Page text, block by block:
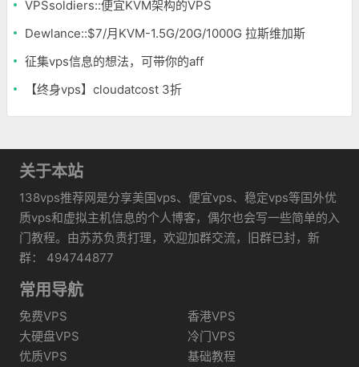
VPSsoldiers::便宜KVM架构的VPS
Dewlance::$7/月KVM-1.5G/20G/1000G 拉斯维加斯
征集vps信息的想法，可带你的aff
【终身vps】cloudatcost 3折
关于本站
138vps推荐网是分享美国vps、便宜vps、稳定vps等国外优
质vps和虚拟主机信息的个人博客，偶尔也会写一些简单的入
门教程。由苏苏负责打理，欢迎加群交流，旧群已封，新
群： 494744877
常用导航
免费VPS
香港VPS
大硬盘VPS
冷门VPS
优质VPS
基础教程